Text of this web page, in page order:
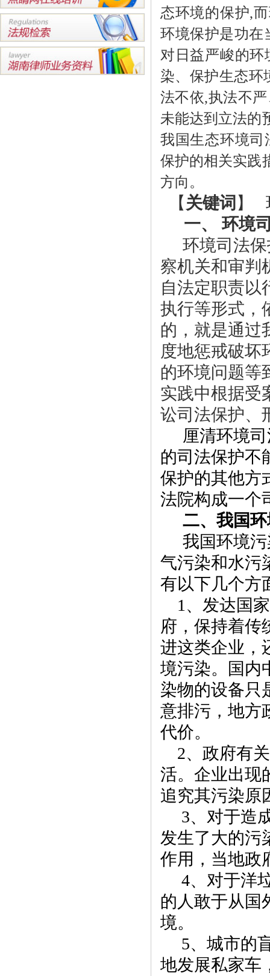
态环境的保护,
环境保护是功在
对日益严峻的环
染、保护生态环
法不依,执法不
未能达到立法的
我国生态环境司
保护的相关实践
方向。
【 关键词 】
一、 环境
环境司法
察机关和审判
自法定职责以
执行等形式，
的，就是通过
度地惩戒破坏
的环境问题等
实践中根据受
讼司法保护、
厘清环境
的司法保护不
保护的其他方
法院构成一个
二、我国
我国环境
气污染和水污
有以下几个方
1 、发达国
府，保持着传
进这类企业，
境污染。国内
染物的设备只
意排污，地方
代价。
2、政府有
活。企业出现
追究其污染原
3、对于造
发生了大的污
作用，当地政
4、对于洋
的人敢于从国
境。
5、城市的
地发展私家车